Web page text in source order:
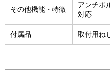
その他機能・特徴
アンチボ
対応
付属品 取付用ね